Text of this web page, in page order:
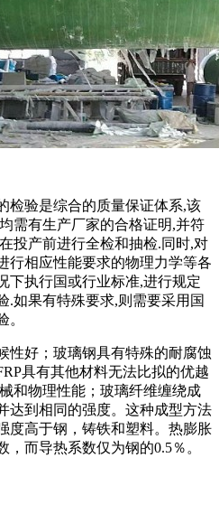
检验是综合的质量保证体系,该
需有生产厂家的合格证明,并符
投产前进行全检和抽检.同时,对
行相应性能要求的物理力学等各
下执行国或行业标准,进行规定
.如果有特殊要求,则需要采用国
。
性好；玻璃钢具有特殊的耐腐蚀
具有其他材料无法比拟的优越
和物理性能；玻璃纤维缠绕成
达到相同的强度。这种成型方法
度高于钢，铸铁和塑料。热膨胀
而导热系数仅为钢的0.5％。